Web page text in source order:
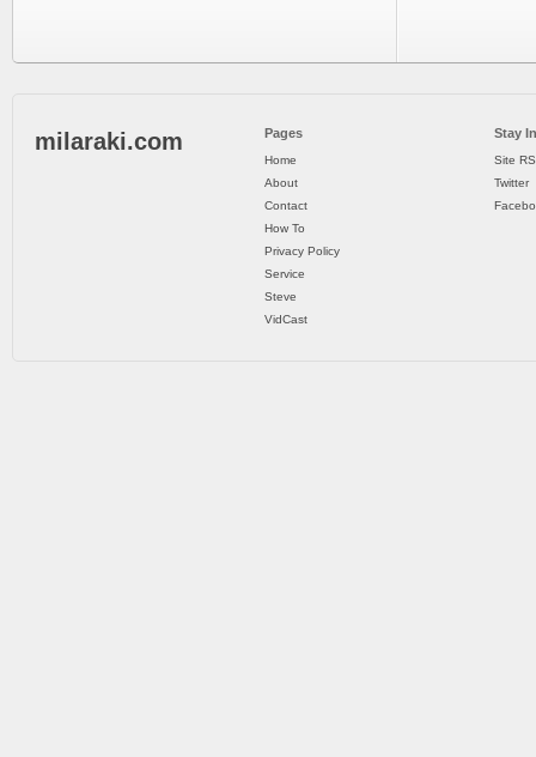
milaraki.com Pages
Home
About
Contact
How To
Privacy Policy
Service
Steve
VidCast
Stay
Site
Twitter